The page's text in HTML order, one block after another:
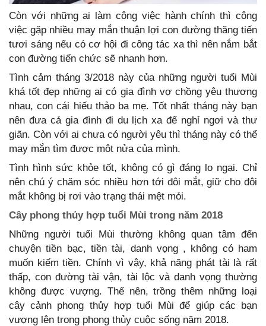
Còn với những ai làm công việc hành chính thì công
việc gặp nhiều may mắn thuận lợi con đường thăng tiến
tươi sáng nếu có cơ hội đi công tác xa thì nên nắm bắt
con đường tiến chức sẽ nhanh hơn.
Tình cảm tháng 3/2018 này của những người tuổi Mùi
khá tốt đẹp những ai có gia đình vợ chồng yêu thương
nhau, con cái hiếu thảo ba mẹ. Tốt nhất tháng này bạn
nên đưa cả gia đình đi du lịch xa để nghỉ ngơi và thư
giãn. Còn với ai chưa có người yêu thì tháng này có thể
may mắn tìm được môt nửa của mình.
Tình hình sức khỏe tốt, không có gì đáng lo ngại. Chỉ
nên chú ý chăm sóc nhiều hơn tới đôi mắt, giữ cho đôi
mắt không bị rơi vào trạng thái mệt mỏi.
Cây phong thủy hợp tuổi Mùi trong năm 2018
Những người tuổi Mùi thường không quan tâm đến
chuyện tiền bạc, tiền tài, danh vọng , không có ham
muốn kiếm tiền. Chính vì vậy, khả năng phát tài là rất
thấp, con đường tài vận, tài lộc và danh vọng thường
không được vượng. Thế nên, trồng thêm những loại
cây cảnh phong thủy hợp tuổi Mùi để giúp các bạn
vượng lên trong phong thủy cuộc sống năm 2018.